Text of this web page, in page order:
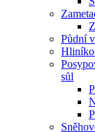
Půdní
sůl